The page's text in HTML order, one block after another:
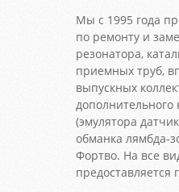
Мы с 1995 года
по ремонту и
резонатора,
приемных труб,
выпускных
дополнительного
(эмулятора
обманка лямбда-
Фортво. На все
предоставляется